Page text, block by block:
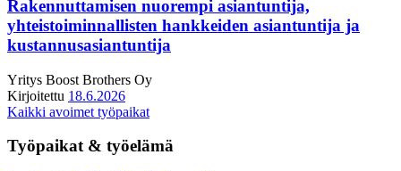
Rakennuttamisen nuorempi asiantuntija,
yhteistoiminnallisten hankkeiden asiantuntija ja
kustannusasiantuntija
Yritys Boost Brothers Oy
Kirjoitettu 18.6.2026
Kaikki avoimet työpaikat
Työpaikat & työelämä